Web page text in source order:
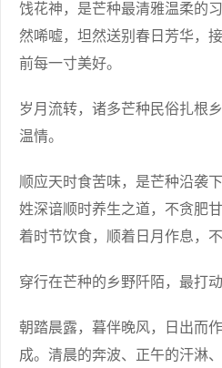
饯花神，是芒种最清雅温柔的
然唏嘘，坦然送别春日芳华，
前每一寸美好。
岁月流转，诸多芒种民俗扎根
温情。
顺应天时食苦味，是芒种沿袭
姓深谙顺时养生之道，不贪肥
着时节饮食，顺着日月作息，
穿行在芒种的乡野阡陌，最打
朝踏晨露，暮伴晚风，日出而
成。清晨的奔波、正午的汗淋